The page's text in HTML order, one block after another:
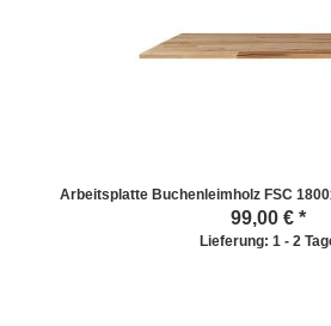
Arbeitsplatte Buchenleimholz FSC
99,00€ *
Lieferung: 1 - 2